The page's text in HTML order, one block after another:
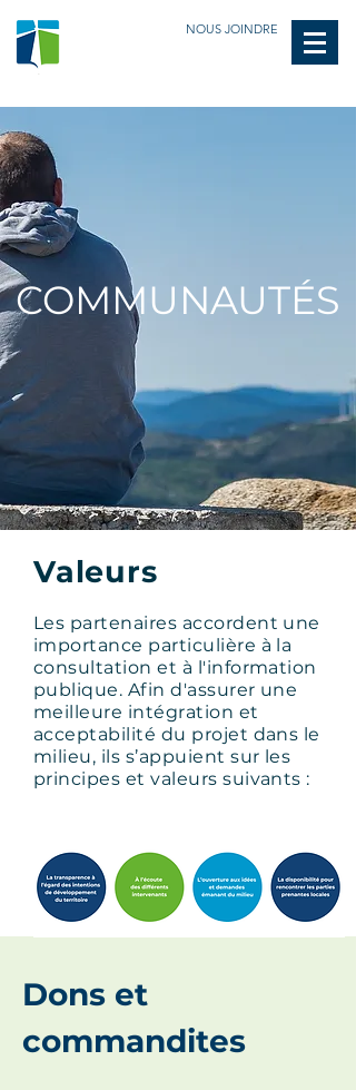
NOUS JOINDRE
COMMUNAUTÉS
Dons et
commandites
Valeurs
Les partenaires accordent une
importance particulière à la
consultation et à l'information
publique. Afin d'assurer une
meilleure intégration et
acceptabilité du projet dans le
milieu, ils s’appuient sur les
principes et valeurs suivants :